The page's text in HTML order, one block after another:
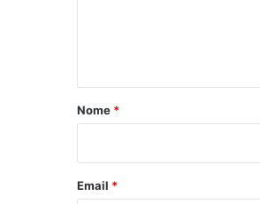
o
Nome *
Email *